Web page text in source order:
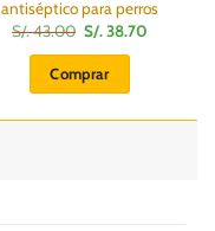
antiséptico para perros
S/.43.00 El
precio
original
era:
S/.
S/.38.70
Comprar